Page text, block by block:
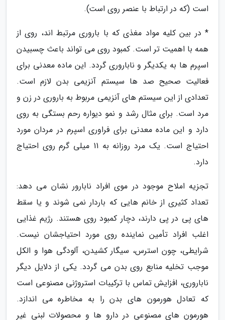
است (که در ارتباط با عنصر روی است).
* در بین کلیه مواد مغذی که با باروری مرتبط اند، روی از
همه با اهمیت تر است. کمبود روی می تواند باعث چسبیدن
اسپرم ها به یکدیگر و ناباروری گردد. این ماده معدنی برای
فعالیت صحیح صد ها سیستم آنزیمی بدن لازم است.
تعدادی از این سیستم های آنزیمی مربوط به باروری در زن و
مرد است. برای مثال رشد و نمو دیواره رحم بستگی به روی
دارد و این ماده معدنی برای فراوری اسپرم در مردان مورد
احتیاج است. یک مرد روزانه به 11 میلی گرم روی احتیاج
دارد.
تجزیه املاح موجود در موی افراد نابارور نشان می دهد:
تعداد کثیری از خانم هایی که باردار نمی شوند و یا سقط
های پی در پی دارند، دچار کمبود روی هستند. رژیم غذایی
اغلب افراد تأمین نماینده روی مورد احتیاجشان نیست.
شرایطی، چون استرس، سیگار کشیدن، آلودگی هوا و الکل
موجب تخلیه منابع روی بدن می گردد. یکی از دلایل دیگر
ناباروری، افزایش تماس با ترکیبات استروژنی مصنوعی است
که تعادل هورمون های بدن را به مخاطره می اندازد.
هورمون های مصنوعی در دارو ها و محصولات لبنی غیر